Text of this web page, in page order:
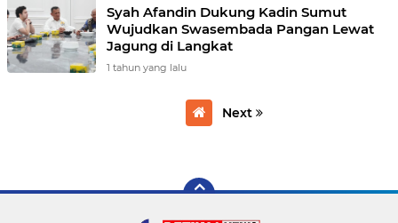
Syah Afandin Dukung Kadin Sumut
Wujudkan Swasembada Pangan Lewat
Jagung di Langkat
1 tahun yang lalu
Next